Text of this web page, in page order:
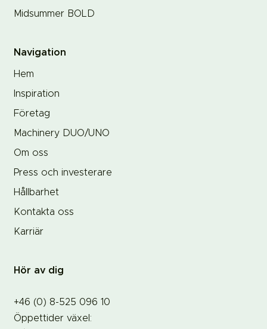
Midsummer BOLD
Navigation
Hem
Inspiration
Företag
Machinery DUO/UNO
Om oss
Press och investerare
Hållbarhet
Kontakta oss
Karriär
Hör av dig
+46 (0) 8-525 096 10
Öppettider växel: